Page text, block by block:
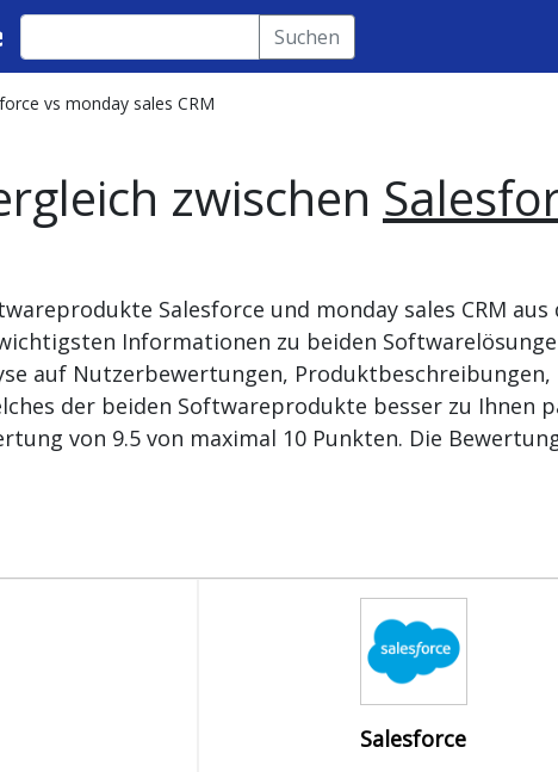
Suchen
vs monday sales CRM
zwischen
Salesforce und monday sales CRM
Informationen zu beiden
auf Nutzerbewertungen,
der beiden Softwareprodukte besser zu Ihnen
von 9.5 von maximal 10 Punkten. Die
Salesforce